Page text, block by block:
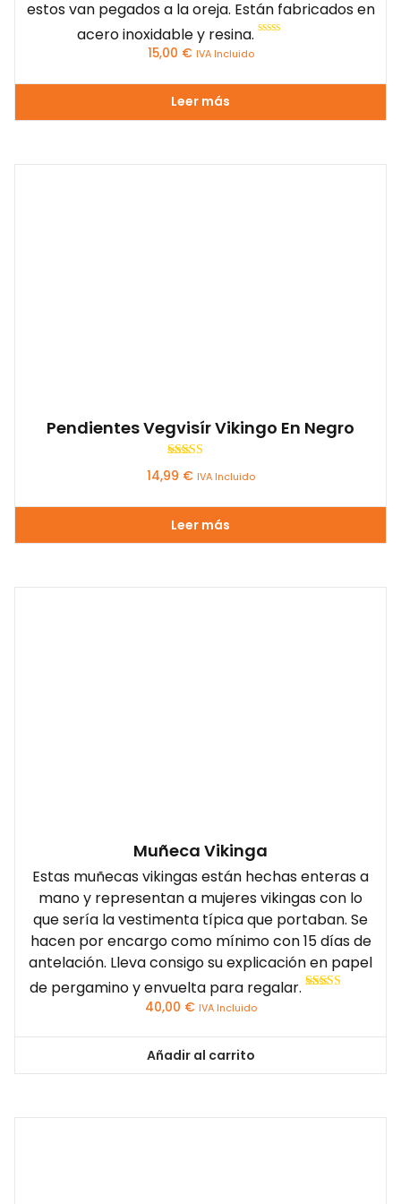
estos van pegados a la oreja. Están fabricados en
acero inoxidable y resina.
15,00 € IVA Incluido
Leer más
Pendientes Vegvisír Vikingo En Negro
Valorado con
5.00
14,99 € IVA Incluido
Leer más
Muñeca Vikinga
Estas muñecas vikingas están hechas enteras a
mano y representan a mujeres vikingas con lo
que sería la vestimenta típica que portaban. Se
hacen por encargo como mínimo con 15 días de
antelación. Lleva consigo su explicación en papel
de pergamino y envuelta para regalar.
40,00 € IVA Incluido
Añadir al carrito